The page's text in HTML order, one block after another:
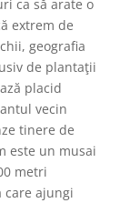
ca să arate o
extrem de
geografia
de plantaţii
placid
vecin
tinere de
este un musai
metri
ajungi